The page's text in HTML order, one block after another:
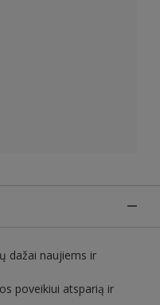
dažai naujiems ir
poveikiui atsparią ir